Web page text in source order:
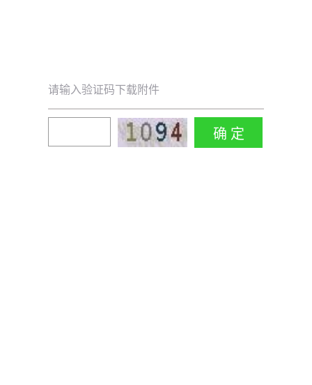
请输入验证码下载附件